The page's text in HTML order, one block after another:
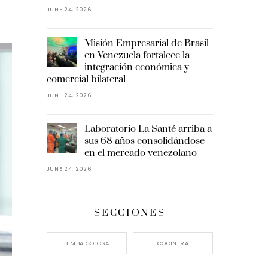
JUNE 24, 2026
Misión Empresarial de Brasil
en Venezuela fortalece la
integración económica y
comercial bilateral
JUNE 24, 2026
Laboratorio La Santé arriba a
sus 68 años consolidándose
en el mercado venezolano
JUNE 24, 2026
SECCIONES
BIMBA GOLOSA COCINERA